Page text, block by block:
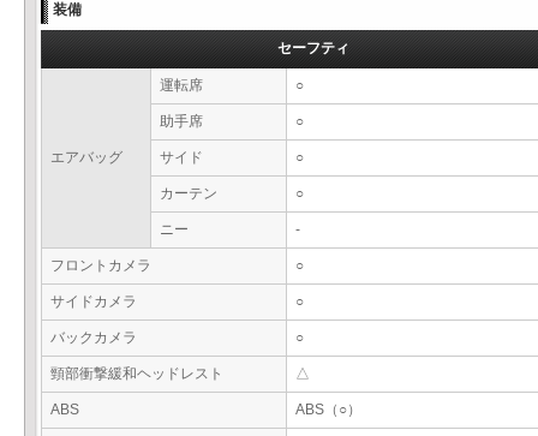
装備
セーフティ
エアバッグ
運転席 ○
助手席 ○
サイド ○
カーテン ○
ニー -
フロントカメラ ○
サイドカメラ ○
バックカメラ ○
頸部衝撃緩和ヘッドレスト △
ABS ABS（○）